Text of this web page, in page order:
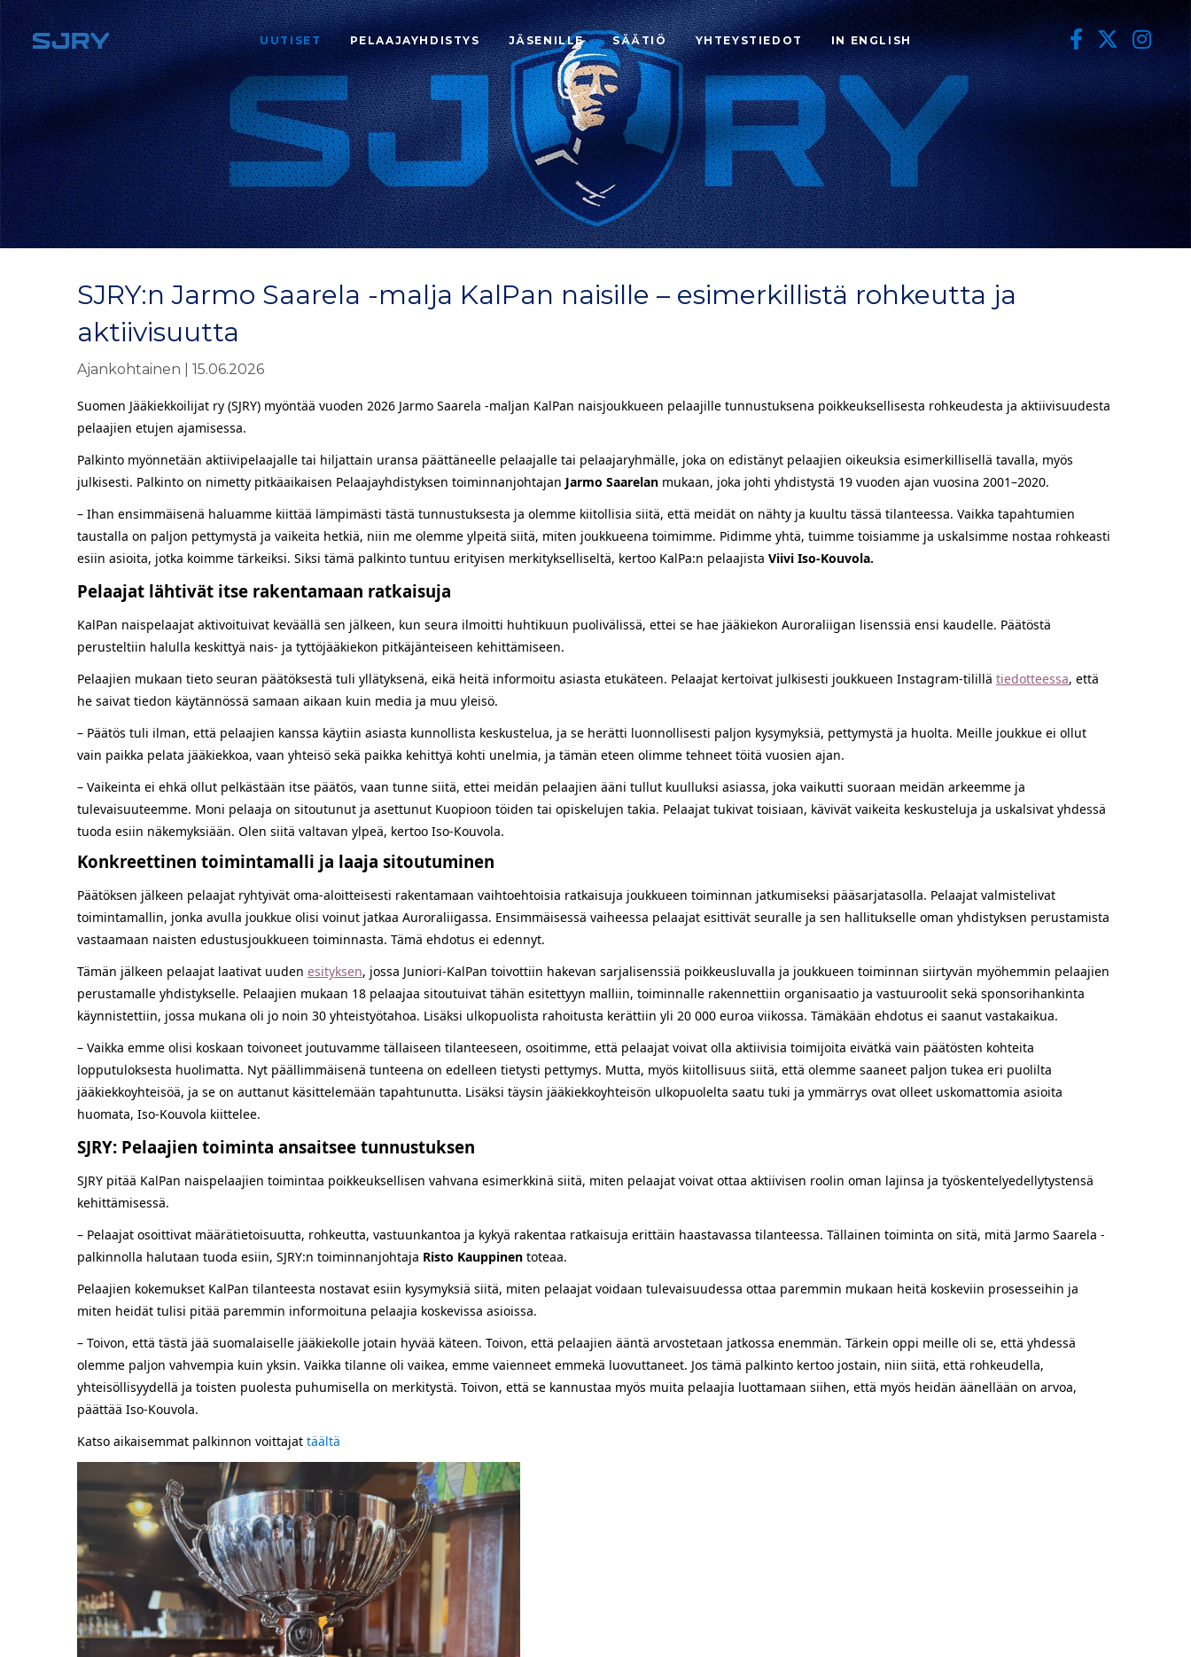
UUTISET PELAAJAYHDISTYS JÄSENILLE SÄÄTIÖ YHTEYSTIEDOT IN ENGLISH
SJRY:n Jarmo Saarela -malja KalPan naisille – esimerkillistä rohkeutta ja
aktiivisuutta
Ajankohtainen | 15.06.2026
Suomen Jääkiekkoilijat ry (SJRY) myöntää vuoden 2026 Jarmo Saarela -maljan KalPan naisjoukkueen pelaajille tunnustuksena poikkeuksellisesta rohkeudesta ja aktiivisuudesta
pelaajien etujen ajamisessa.
Palkinto myönnetään aktiivipelaajalle tai hiljattain uransa päättäneelle pelaajalle tai pelaajaryhmälle, joka on edistänyt pelaajien oikeuksia esimerkillisellä tavalla, myös
julkisesti. Palkinto on nimetty pitkäaikaisen Pelaajayhdistyksen toiminnanjohtajan Jarmo Saarelan mukaan, joka johti yhdistystä 19 vuoden ajan vuosina 2001–2020.
– Ihan ensimmäisenä haluamme kiittää lämpimästi tästä tunnustuksesta ja olemme kiitollisia siitä, että meidät on nähty ja kuultu tässä tilanteessa. Vaikka tapahtumien
taustalla on paljon pettymystä ja vaikeita hetkiä, niin me olemme ylpeitä siitä, miten joukkueena toimimme. Pidimme yhtä, tuimme toisiamme ja uskalsimme nostaa rohkeasti
esiin asioita, jotka koimme tärkeiksi. Siksi tämä palkinto tuntuu erityisen merkitykselliseltä, kertoo KalPa:n pelaajista Viivi Iso-Kouvola.
Pelaajat lähtivät itse rakentamaan ratkaisuja
KalPan naispelaajat aktivoituivat keväällä sen jälkeen, kun seura ilmoitti huhtikuun puolivälissä, ettei se hae jääkiekon Auroraliigan lisenssiä ensi kaudelle. Päätöstä
perusteltiin halulla keskittyä nais- ja tyttöjääkiekon pitkäjänteiseen kehittämiseen.
Pelaajien mukaan tieto seuran päätöksestä tuli yllätyksenä, eikä heitä informoitu asiasta etukäteen. Pelaajat kertoivat julkisesti joukkueen Instagram-tilillä tiedotteessa, että
he saivat tiedon käytännössä samaan aikaan kuin media ja muu yleisö.
– Päätös tuli ilman, että pelaajien kanssa käytiin asiasta kunnollista keskustelua, ja se herätti luonnollisesti paljon kysymyksiä, pettymystä ja huolta. Meille joukkue ei ollut
vain paikka pelata jääkiekkoa, vaan yhteisö sekä paikka kehittyä kohti unelmia, ja tämän eteen olimme tehneet töitä vuosien ajan.
– Vaikeinta ei ehkä ollut pelkästään itse päätös, vaan tunne siitä, ettei meidän pelaajien ääni tullut kuulluksi asiassa, joka vaikutti suoraan meidän arkeemme ja
tulevaisuuteemme. Moni pelaaja on sitoutunut ja asettunut Kuopioon töiden tai opiskelujen takia. Pelaajat tukivat toisiaan, kävivät vaikeita keskusteluja ja uskalsivat yhdessä
tuoda esiin näkemyksiään. Olen siitä valtavan ylpeä, kertoo Iso-Kouvola.
Konkreettinen toimintamalli ja laaja sitoutuminen
Päätöksen jälkeen pelaajat ryhtyivät oma-aloitteisesti rakentamaan vaihtoehtoisia ratkaisuja joukkueen toiminnan jatkumiseksi pääsarjatasolla. Pelaajat valmistelivat
toimintamallin, jonka avulla joukkue olisi voinut jatkaa Auroraliigassa. Ensimmäisessä vaiheessa pelaajat esittivät seuralle ja sen hallitukselle oman yhdistyksen perustamista
vastaamaan naisten edustusjoukkueen toiminnasta. Tämä ehdotus ei edennyt.
Tämän jälkeen pelaajat laativat uuden esityksen, jossa Juniori-KalPan toivottiin hakevan sarjalisenssiä poikkeusluvalla ja joukkueen toiminnan siirtyvän myöhemmin pelaajien
perustamalle yhdistykselle. Pelaajien mukaan 18 pelaajaa sitoutuivat tähän esitettyyn malliin, toiminnalle rakennettiin organisaatio ja vastuuroolit sekä sponsorihankinta
käynnistettiin, jossa mukana oli jo noin 30 yhteistyötahoa. Lisäksi ulkopuolista rahoitusta kerättiin yli 20 000 euroa viikossa. Tämäkään ehdotus ei saanut vastakaikua.
– Vaikka emme olisi koskaan toivoneet joutuvamme tällaiseen tilanteeseen, osoitimme, että pelaajat voivat olla aktiivisia toimijoita eivätkä vain päätösten kohteita
lopputuloksesta huolimatta. Nyt päällimmäisenä tunteena on edelleen tietysti pettymys. Mutta, myös kiitollisuus siitä, että olemme saaneet paljon tukea eri puolilta
jääkiekkoyhteisöä, ja se on auttanut käsittelemään tapahtunutta. Lisäksi täysin jääkiekkoyhteisön ulkopuolelta saatu tuki ja ymmärrys ovat olleet uskomattomia asioita
huomata, Iso-Kouvola kiittelee.
SJRY: Pelaajien toiminta ansaitsee tunnustuksen
SJRY pitää KalPan naispelaajien toimintaa poikkeuksellisen vahvana esimerkkinä siitä, miten pelaajat voivat ottaa aktiivisen roolin oman lajinsa ja työskentelyedellytystensä
kehittämisessä.
– Pelaajat osoittivat määrätietoisuutta, rohkeutta, vastuunkantoa ja kykyä rakentaa ratkaisuja erittäin haastavassa tilanteessa. Tällainen toiminta on sitä, mitä Jarmo Saarela -
palkinnolla halutaan tuoda esiin, SJRY:n toiminnanjohtaja Risto Kauppinen toteaa.
Pelaajien kokemukset KalPan tilanteesta nostavat esiin kysymyksiä siitä, miten pelaajat voidaan tulevaisuudessa ottaa paremmin mukaan heitä koskeviin prosesseihin ja
miten heidät tulisi pitää paremmin informoituna pelaajia koskevissa asioissa.
– Toivon, että tästä jää suomalaiselle jääkiekolle jotain hyvää käteen. Toivon, että pelaajien ääntä arvostetaan jatkossa enemmän. Tärkein oppi meille oli se, että yhdessä
olemme paljon vahvempia kuin yksin. Vaikka tilanne oli vaikea, emme vaienneet emmekä luovuttaneet. Jos tämä palkinto kertoo jostain, niin siitä, että rohkeudella,
yhteisöllisyydellä ja toisten puolesta puhumisella on merkitystä. Toivon, että se kannustaa myös muita pelaajia luottamaan siihen, että myös heidän äänellään on arvoa,
päättää Iso-Kouvola.
Katso aikaisemmat palkinnon voittajat täältä